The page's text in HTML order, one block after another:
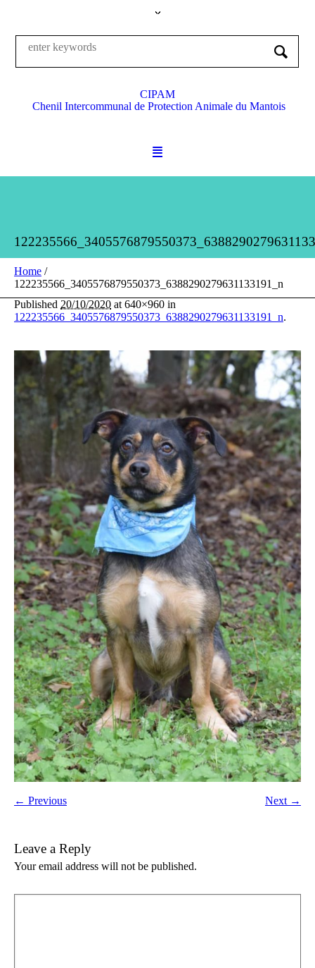
CIPAM
Chenil Intercommunal de Protection Animale du Mantois
Home /
122235566_3405576879550373_6388290279631133191_n
Published 20/10/2020 at 640×960 in
122235566_3405576879550373_6388290279631133191_n.
← Previous Next →
Leave a Reply
Your email address will not be published.